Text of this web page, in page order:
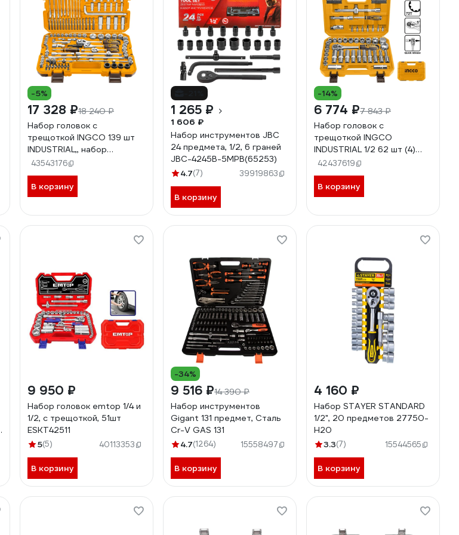
-5%
17 328 ₽18 240 ₽
Набор головок с
трещоткой INGCO 139 шт
INDUSTRIAL,, набор
HKTHP21391
43543176
В корзину
1 265 ₽
1 606 ₽
Набор инструментов JBC
24 предмета, 1/2, 6 граней
JBC-4245B-5MPB(65253)
4.7(7) 39919863
В корзину
-14%
6 774 ₽7 843 ₽
Набор головок с
трещоткой INGCO
INDUSTRIAL 1/2 62 шт (4)
HKTS12602
42437619
В корзину
9 950 ₽
Набор головок emtop 1/4 и
1/2, с трещоткой, 51шт
ESKT42511
5(5) 40113353
В корзину
-34%
9 516 ₽14 390 ₽
Набор инструментов
Gigant 131 предмет, Сталь
Cr-V GAS 131
4.7(1264) 15558497
В корзину
4 160 ₽
Набор STAYER STANDARD
1/2", 20 предметов 27750-
H20
3.3(7) 15544565
В корзину